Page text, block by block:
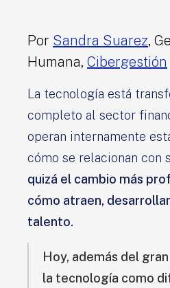
Por Sandra Suarez,
Humana, Cibergestión
La tecnología está
completo al sector
operan internamente
cómo se relacionan con
quizá el cambio más
cómo atraen,
talento.
Hoy, además del
la tecnología como